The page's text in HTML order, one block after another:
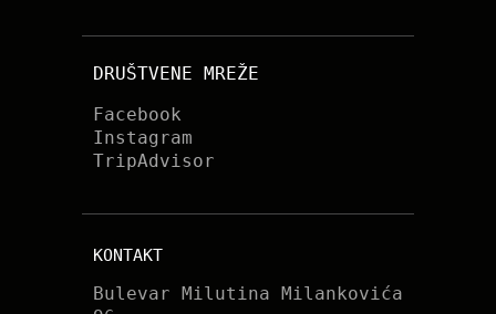
DRUŠTVENE MREŽE
Facebook
Instagram
TripAdvisor
KONTAKT
Bulevar Milutina Milankovića